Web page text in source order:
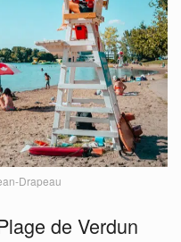
Drapeau
de Verdun